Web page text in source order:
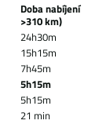
Doba
>310 km)
24h30m
15h15m
7h45m
5h15m
5h15m
21 min